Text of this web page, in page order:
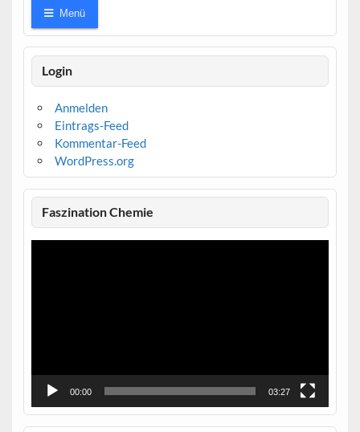
Menü
Login
Anmelden
Eintrags-Feed
Kommentar-Feed
WordPress.org
Faszination Chemie
Video-
00:00 03:27